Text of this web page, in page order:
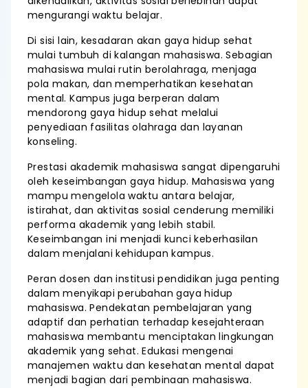
mengurangi waktu belajar.
Di sisi lain, kesadaran akan gaya hidup sehat
mulai tumbuh di kalangan mahasiswa. Sebagian
mahasiswa mulai rutin berolahraga, menjaga
pola makan, dan memperhatikan kesehatan
mental. Kampus juga berperan dalam
mendorong gaya hidup sehat melalui
penyediaan fasilitas olahraga dan layanan
konseling.
Prestasi akademik mahasiswa sangat dipengaruhi
oleh keseimbangan gaya hidup. Mahasiswa yang
mampu mengelola waktu antara belajar,
istirahat, dan aktivitas sosial cenderung memiliki
performa akademik yang lebih stabil.
Keseimbangan ini menjadi kunci keberhasilan
dalam menjalani kehidupan kampus.
Peran dosen dan institusi pendidikan juga penting
dalam menyikapi perubahan gaya hidup
mahasiswa. Pendekatan pembelajaran yang
adaptif dan perhatian terhadap kesejahteraan
mahasiswa membantu menciptakan lingkungan
akademik yang sehat. Edukasi mengenai
manajemen waktu dan kesehatan mental dapat
menjadi bagian dari pembinaan mahasiswa.